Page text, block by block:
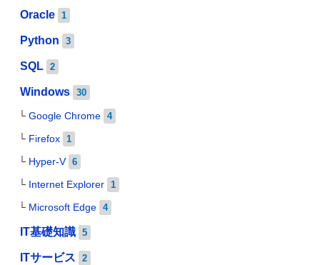
Oracle 1
Python 3
SQL 2
Windows 30
Google Chrome 4
Firefox 1
Hyper-V 6
Internet Explorer 1
Microsoft Edge 4
IT基礎知識 5
ITサービス 2